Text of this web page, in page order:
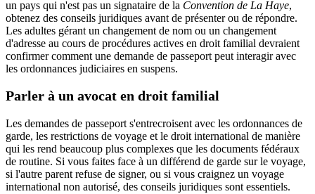
un pays qui n'est pas un signataire de la Convention de La Haye,
obtenez des conseils juridiques avant de présenter ou de répondre.
Les adultes gérant un changement de nom ou un changement
d'adresse au cours de procédures actives en droit familial devraient
confirmer comment une demande de passeport peut interagir avec
les ordonnances judiciaires en suspens.
Parler à un avocat en droit familial
Les demandes de passeport s'entrecroisent avec les ordonnances de
garde, les restrictions de voyage et le droit international de manière
qui les rend beaucoup plus complexes que les documents fédéraux
de routine. Si vous faites face à un différend de garde sur le voyage,
si l'autre parent refuse de signer, ou si vous craignez un voyage
international non autorisé, des conseils juridiques sont essentiels.